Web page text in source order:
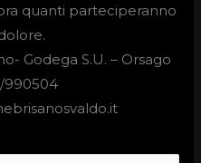
quanti parteciperanno
Godega S.U. – Orsago
990504